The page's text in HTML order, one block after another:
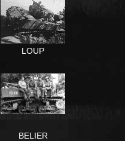
LOUP
BELIER